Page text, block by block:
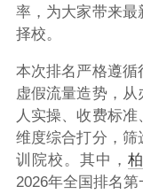
率，为大家带来
择校。
本次排名严格遵循
虚假流量造势，
人实操、收费标
维度综合打分，
训院校。其中，
2026年全国排名第